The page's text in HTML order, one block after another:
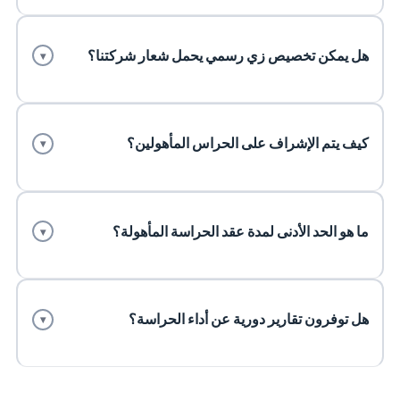
هل يمكن تخصيص زي رسمي يحمل شعار شركتنا؟ ▾
كيف يتم الإشراف على الحراس المأهولين؟ ▾
ما هو الحد الأدنى لمدة عقد الحراسة المأهولة؟ ▾
هل توفرون تقارير دورية عن أداء الحراسة؟ ▾